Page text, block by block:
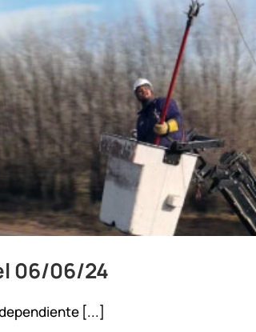
06/06/24
[...]